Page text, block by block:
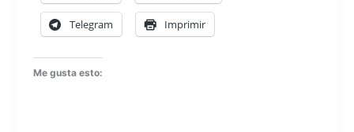
Telegram Imprimir
Me gusta esto: